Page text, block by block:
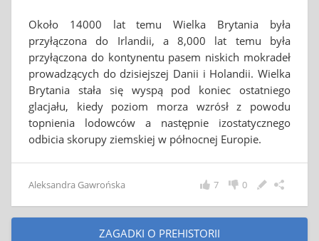
Około 14000 lat temu Wielka Brytania była
przyłączona do Irlandii, a 8,000 lat temu była
przyłączona do kontynentu pasem niskich mokradeł
prowadzących do dzisiejszej Danii i Holandii. Wielka
Brytania stała się wyspą pod koniec ostatniego
glacjału, kiedy poziom morza wzrósł z powodu
topnienia lodowców a następnie izostatycznego
odbicia skorupy ziemskiej w północnej Europie.
Aleksandra Gawrońska 0
7
ZAGADKI O PREHISTORII